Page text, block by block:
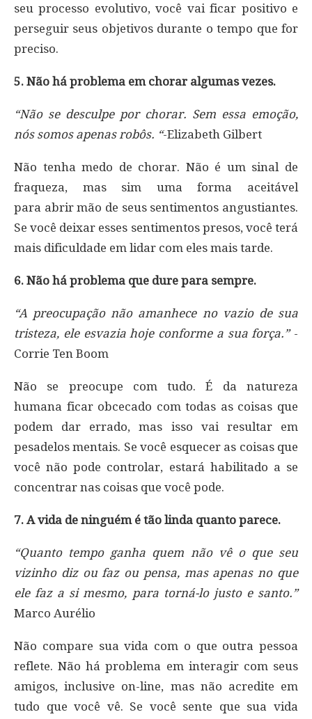
seu processo evolutivo, você vai ficar positivo e
perseguir seus objetivos durante o tempo que for
preciso.
5. Não há problema em chorar algumas vezes.
“Não se desculpe por chorar. Sem essa emoção,
nós somos apenas robôs. “-Elizabeth Gilbert
Não tenha medo de chorar. Não é um sinal de
fraqueza, mas sim uma forma aceitável
para abrir mão de seus sentimentos angustiantes.
Se você deixar esses sentimentos presos, você terá
mais dificuldade em lidar com eles mais tarde.
6. Não há problema que dure para sempre.
“A preocupação não amanhece no vazio de sua
tristeza, ele esvazia hoje conforme a sua força.”-
Corrie Ten Boom
Não se preocupe com tudo. É da natureza
humana ficar obcecado com todas as coisas que
podem dar errado, mas isso vai resultar em
pesadelos mentais. Se você esquecer as coisas que
você não pode controlar, estará habilitado a se
concentrar nas coisas que você pode.
7. A vida de ninguém é tão linda quanto parece.
“Quanto tempo ganha quem não vê o que seu
vizinho diz ou faz ou pensa, mas apenas no que
ele faz a si mesmo, para torná-lo justo e santo.”
Marco Aurélio
Não compare sua vida com o que outra pessoa
reflete. Não há problema em interagir com seus
amigos, inclusive on-line, mas não acredite em
tudo que você vê. Se você sente que sua vida